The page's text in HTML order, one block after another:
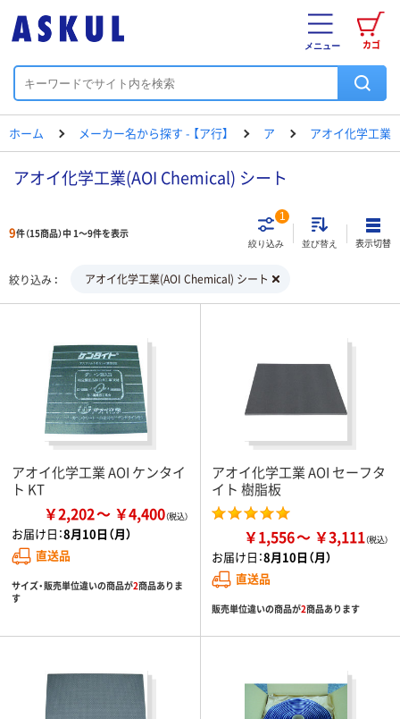
カゴ
メニュー
ホーム メーカー名から探す - 【ア行】 ア アオイ化学工業
アオイ化学工業(AOI Chemical) シート
9件（15商品）中 1～9件を表示
絞り込み
1
並び替え 表示切替
絞り込み アオイ化学工業(AOI Chemical) シート
アオイ化学工業 AOI ケンタイ
ト KT
￥2,202 ￥4,400
お届け日：8月10日（月）
直送品
サイズ・販売単位違いの商品が2商品ありま
す
アオイ化学工業 AOI セーフタ
イト 樹脂板
￥1,556 ￥3,111
お届け日：8月10日（月）
直送品
販売単位違いの商品が2商品あります